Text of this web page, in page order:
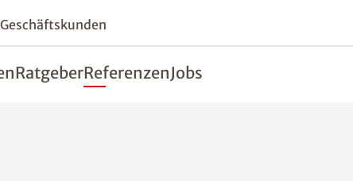
Geschäftskunden
RatgeberReferenzenJobs